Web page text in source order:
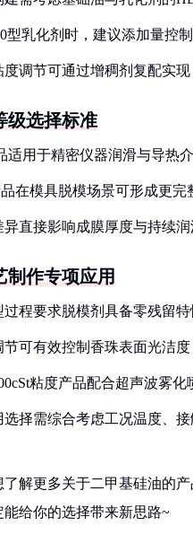
型乳化剂时，建议添加量控
度调节可通过增稠剂复配实现
级选择标准
适用于精密仪器润滑与导热
品在模具脱模场景可形成更
异直接影响成膜厚度与持续润
制作专项应用
过程要求脱模剂具备零残留特
节可有效控制香珠表面光洁度
粘度产品配合超声波雾化
选择需综合考虑工况温度、
解更多关于二甲基硅油的
能给你的选择带来新思路~